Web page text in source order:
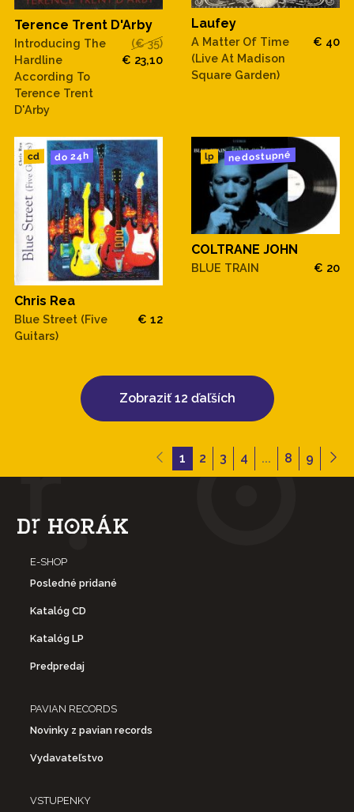
Terence Trent D'Arby
Introducing The
Hardline
According To
Terence Trent
D'Arby
(€ 35)
€ 23,10
Laufey
A Matter Of Time
(Live At Madison
Square Garden)
€ 40
cd do 24h
Chris Rea
Blue Street (Five
Guitars)
€ 12
lp nedostupné
COLTRANE JOHN
BLUE TRAIN € 20
Zobraziť 12 ďaľších
1 2 3 4 ... 8 9
E-SHOP
Posledné pridané
Katalóg CD
Katalóg LP
Predpredaj
PAVIAN RECORDS
Novinky z pavian records
Vydavateľstvo
VSTUPENKY